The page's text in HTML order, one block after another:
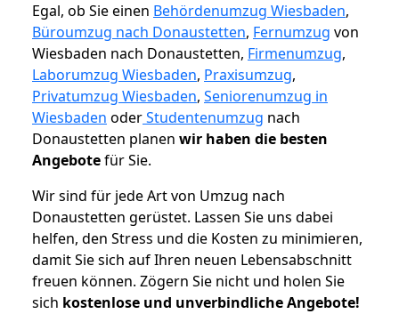
Egal, ob Sie einen Behördenumzug Wiesbaden,
Büroumzug nach Donaustetten, Fernumzug von
Wiesbaden nach Donaustetten, Firmenumzug,
Laborumzug Wiesbaden, Praxisumzug,
Privatumzug Wiesbaden, Seniorenumzug in
Wiesbaden oderStudentenumzug nach
Donaustetten planen wir haben die besten
Angebotefür Sie.
Wir sind für jede Art von Umzug nach
Donaustetten gerüstet. Lassen Sie uns dabei
helfen, den Stress und die Kosten zu minimieren,
damit Sie sich auf Ihren neuen Lebensabschnitt
freuen können. Zögern Sie nicht und holen Sie
sich kostenlose und unverbindliche Angebote!